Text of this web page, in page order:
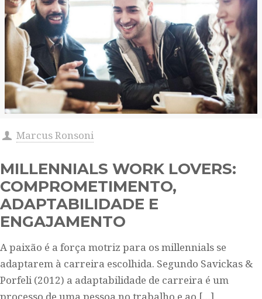
Marcus Ronsoni
MILLENNIALS WORK LOVERS:
COMPROMETIMENTO,
ADAPTABILIDADE E
ENGAJAMENTO
A paixão é a força motriz para os millennials se
adaptarem à carreira escolhida. Segundo Savickas &
Porfeli (2012) a adaptabilidade de carreira é um
processo de uma pessoa no trabalho e ao […]